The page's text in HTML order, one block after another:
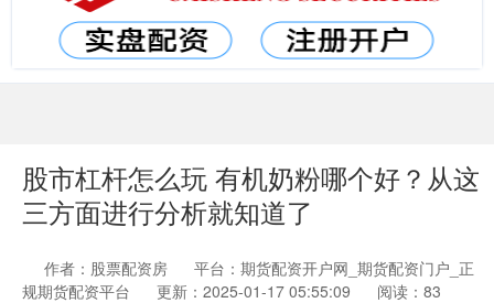
股市杠杆怎么玩 有机奶粉哪个好？从这
三方面进行分析就知道了
作者：股票配资房
平台：期货配资开户网_期货配资门户_正
规期货配资平台
更新：2025-01-17 05:55:09 阅读：83